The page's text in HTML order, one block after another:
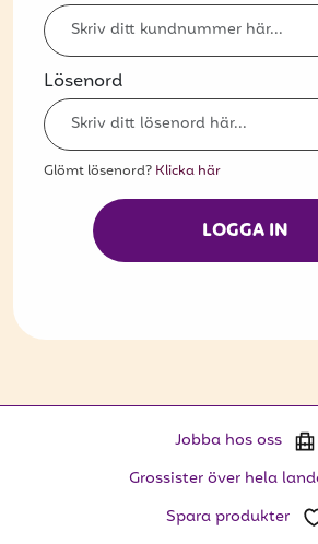
Hitta din grossist
Hållbarhet
Jobba hos oss
Kontakta oss
Om oss
Event
Vill du få erbjudanden och
att få uppdateringar kring
Ange din e-postadress nedan för att
Lösenord
Glömt lösenord? Klicka här
LOGGA IN
Jobba hos oss
Grossister över hela
Spara produkter